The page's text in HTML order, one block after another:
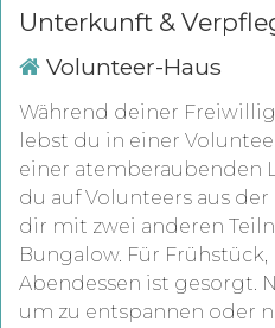
Unterkunft &
Volunteer-Haus
Während deiner
lebst du in einer
einer atemberaubenden
du auf Volunteers aus
dir mit zwei anderen
Bungalow. Für
Abendessen ist gesorgt.
um zu entspannen oder